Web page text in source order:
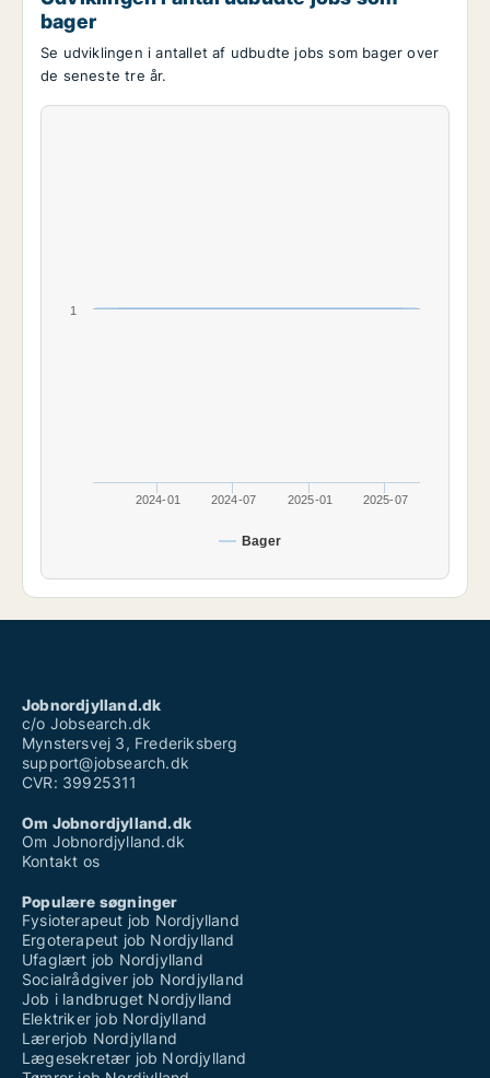
bager
Se udviklingen i antallet af udbudte jobs som bager over
de seneste tre år.
Bager
2024-01 2024-07 2025-01 2025-07
1
Jobnordjylland.dk
c/o Jobsearch.dk
Mynstersvej 3, Frederiksberg
support@jobsearch.dk
CVR: 39925311
Om Jobnordjylland.dk
Om Jobnordjylland.dk
Kontakt os
Populære søgninger
Fysioterapeut job Nordjylland
Ergoterapeut job Nordjylland
Ufaglært job Nordjylland
Socialrådgiver job Nordjylland
Job i landbruget Nordjylland
Elektriker job Nordjylland
Lærerjob Nordjylland
Lægesekretær job Nordjylland